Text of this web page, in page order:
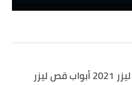
كتالوج ابواب حديد ليزر 2021 أبواب قص ليزر